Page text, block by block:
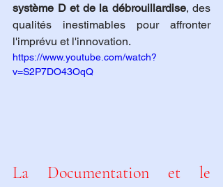
système D et de la débrouillardise, des
qualités inestimables pour affronter
l'imprévu et l'innovation.
https://www.youtube.com/watch?
v=S2P7DO43OqQ
La Documentation et le